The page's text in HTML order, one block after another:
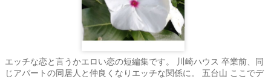
エッチな恋と言うかエロい恋の短編集です。 川崎ハウス 卒業前、同
じアパートの同居人と仲良くなりエッチな関係に。 五台山 ここでデ